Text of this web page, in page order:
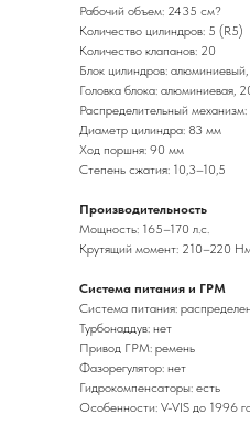
Рабочий объем: 2435 см?
Количество цилиндров: 5 (R5)
Количество клапанов: 20
Блок цилиндров: алюминиевый,
Головка блока: алюминиевая,
Распределительный
Диаметр цилиндра: 83 мм
Ход поршня: 90 мм
Степень сжатия: 10,3–10,5
Производительность
Мощность: 165–170 л.с.
Крутящий момент: 210–220
Система питания и ГРМ
Система питания:
Турбонаддув: нет
Привод ГРМ: ремень
Фазорегулятор: нет
Гидрокомпенсаторы: есть
Особенности: V-VIS до 1996